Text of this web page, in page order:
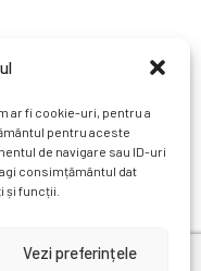
ar fi cookie-uri, pentru a
pentru aceste
de navigare sau ID-uri
consimțământul dat
și funcții.
Vezi preferințele